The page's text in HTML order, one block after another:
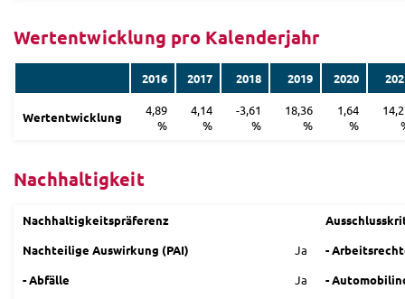
Wertentwicklung pro Kalenderjahr
2016 2017 2018 2019 2020
Wertentwicklung
4,89
%
4,14
%
-3,61
%
18,36
%
1,64
%
Nachhaltigkeit
Nachhaltigkeitspräferenz
Nachteilige Auswirkung (PAI)
Ja
- Abfälle
Ja
-
-